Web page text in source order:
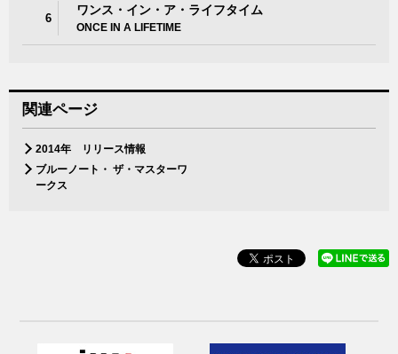
6
ワンス・イン・ア・ライフタイム
ONCE IN A LIFETIME
関連ページ
2014年 リリース情報
ブルーノート・ ザ・マスターワ
ークス